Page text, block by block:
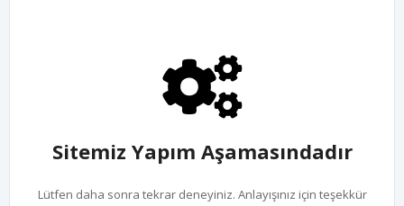
Sitemiz Yapım Aşamasındadır
Lütfen daha sonra tekrar deneyiniz. Anlayışınız için teşekkür